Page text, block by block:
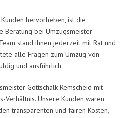
hervorheben, ist die
Beratung bei Umzugsmeister
stand ihnen jederzeit mit Rat und
alle Fragen zum Umzug von
und ausführlich.
Gottschalk Remscheid mit
Verhältnis. Unsere Kunden waren
transparenten und fairen Kosten,